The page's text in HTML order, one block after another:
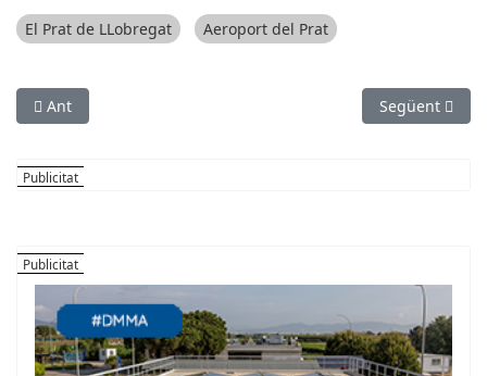
El Prat de LLobregat Aeroport del Prat
Article anterior: SUCCESSOS: Nou pla policial de prevenció
Ant Article
Següent